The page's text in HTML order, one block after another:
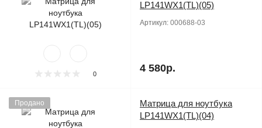
0
LP141WX1(TL)(05)
Артикул: 000688-03
4 580р.
Продано
Матрица для ноутбука
LP141WX1(TL)(04)